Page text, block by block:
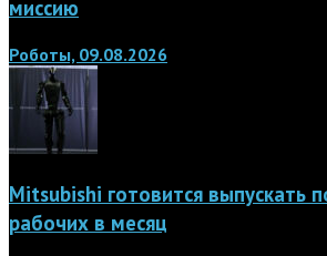
миссию
Роботы, 09.08.2026
Mitsubishi готовится выпускать
рабочих в месяц